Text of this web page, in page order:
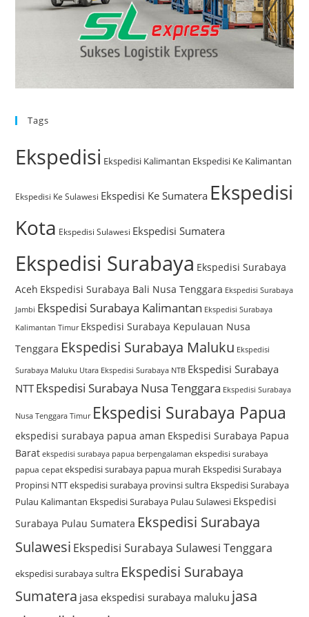
Tags
Ekspedisi Ekspedisi Kalimantan Ekspedisi Ke Kalimantan
Ekspedisi Ke Sulawesi Ekspedisi Ke Sumatera Ekspedisi
Kota Ekspedisi Sulawesi Ekspedisi Sumatera
Ekspedisi Surabaya Ekspedisi Surabaya
Aceh Ekspedisi Surabaya Bali Nusa Tenggara Ekspedisi Surabaya
Jambi Ekspedisi Surabaya Kalimantan Ekspedisi Surabaya
Kalimantan Timur Ekspedisi Surabaya Kepulauan Nusa
Tenggara Ekspedisi Surabaya Maluku Ekspedisi
Surabaya Maluku Utara Ekspedisi Surabaya NTB Ekspedisi Surabaya
NTTEkspedisi Surabaya Nusa Tenggara Ekspedisi Surabaya
Nusa Tenggara Timur Ekspedisi Surabaya Papua
ekspedisi surabaya papua aman Ekspedisi Surabaya Papua
Barat ekspedisi surabaya papua berpengalaman ekspedisi surabaya
papua cepat ekspedisi surabaya papua murah Ekspedisi Surabaya
Propinsi NTTekspedisi surabaya provinsi sultra Ekspedisi Surabaya
Pulau Kalimantan Ekspedisi Surabaya Pulau Sulawesi Ekspedisi
Surabaya Pulau Sumatera Ekspedisi Surabaya
Sulawesi Ekspedisi Surabaya Sulawesi Tenggara
ekspedisi surabaya sultra Ekspedisi Surabaya
Sumatera jasa ekspedisi surabaya maluku jasa